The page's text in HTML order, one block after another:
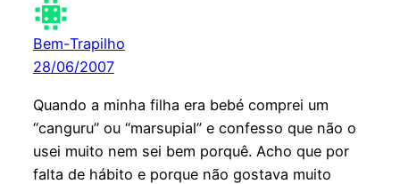
Bem-Trapilho
28/06/2007
Quando a minha filha era bebé comprei um
“canguru” ou “marsupial” e confesso que não o
usei muito nem sei bem porquê. Acho que por
falta de hábito e porque não gostava muito